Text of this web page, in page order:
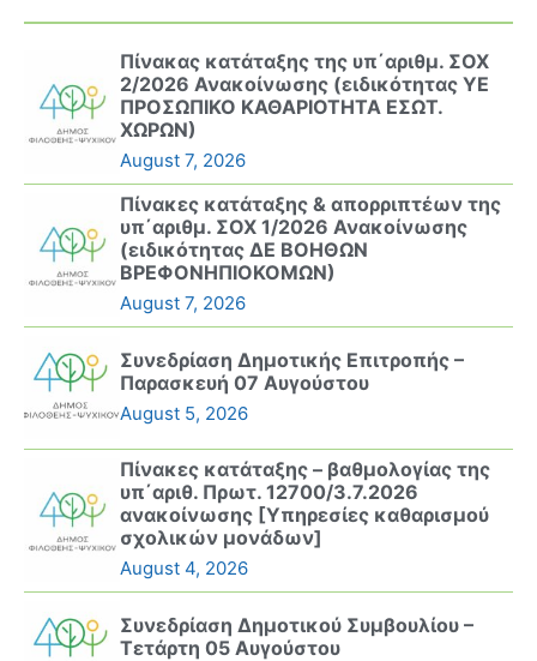
Πίνακας κατάταξης της υπ΄αριθμ. ΣΟΧ
2/2026 Ανακοίνωσης (ειδικότητας ΥΕ
ΠΡΟΣΩΠΙΚΟ ΚΑΘΑΡΙΟΤΗΤΑ ΕΣΩΤ.
ΧΩΡΩΝ)
August 7, 2026
Πίνακες κατάταξης & απορριπτέων της
υπ΄αριθμ. ΣΟΧ 1/2026 Ανακοίνωσης
(ειδικότητας ΔΕ ΒΟΗΘΩΝ
ΒΡΕΦΟΝΗΠΙΟΚΟΜΩΝ)
August 7, 2026
Συνεδρίαση Δημοτικής Επιτροπής –
Παρασκευή 07 Αυγούστου
August 5, 2026
Πίνακες κατάταξης – βαθμολογίας της
υπ΄αριθ. Πρωτ. 12700/3.7.2026
ανακοίνωσης [Υπηρεσίες καθαρισμού
σχολικών μονάδων]
August 4, 2026
Συνεδρίαση Δημοτικού Συμβουλίου –
Τετάρτη 05 Αυγούστου